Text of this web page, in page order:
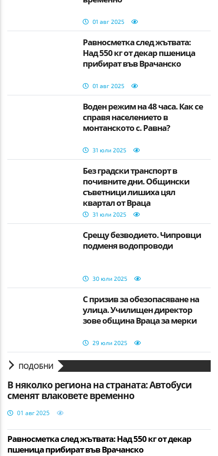
01 авг 2025
Равносметка след жътвата:
Над 550 кг от декар пшеница
прибират във Врачанско
01 авг 2025
Воден режим на 48 часа. Как се
справя населението в
монтанското с. Равна?
31 юли 2025
Без градски транспорт в
почивните дни. Общински
съветници лишиха цял
квартал от Враца
31 юли 2025
Срещу безводието. Чипровци
подменя водопроводи
30 юли 2025
С призив за обезопасяване на
улица. Училищен директор
зове община Враца за мерки
29 юли 2025
ПОДОБНИ
В няколко региона на страната: Автобуси
сменят влаковете временно
01 авг 2025
Равносметка след жътвата: Над 550 кг от декар
пшеница прибират във Врачанско